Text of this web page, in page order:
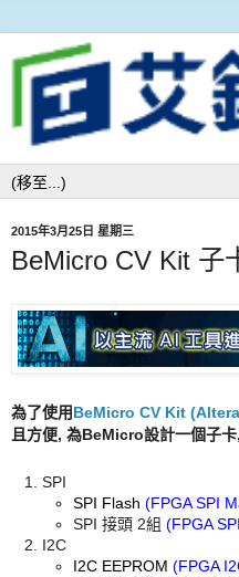
2015年3月25日 星期三
BeMicro CV Kit 子
為了使用BeMicro CV Kit
且方便, 為BeMicro設計一個子
SPI
SPI Flash (FPGA SPI
SPI 接頭 2組 (FPGA
I2C
I2C EEPROM (FPGA